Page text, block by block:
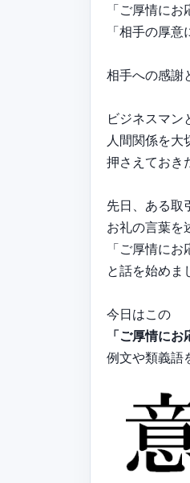
「ご厚情に
「相手の厚
相手への感謝
ビジネスマン
人間関係を大
押さえておき
先日、ある取
お礼の言葉を
「ご厚情に
と話を始めま
今日はこの
「ご厚情に
例文や類義語